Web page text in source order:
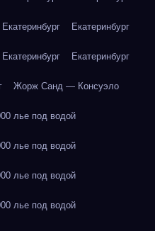
Екатеринбург Екатеринбург
Екатеринбург Екатеринбург
Жорж Санд — Консуэло
лье под водой
лье под водой
лье под водой
лье под водой